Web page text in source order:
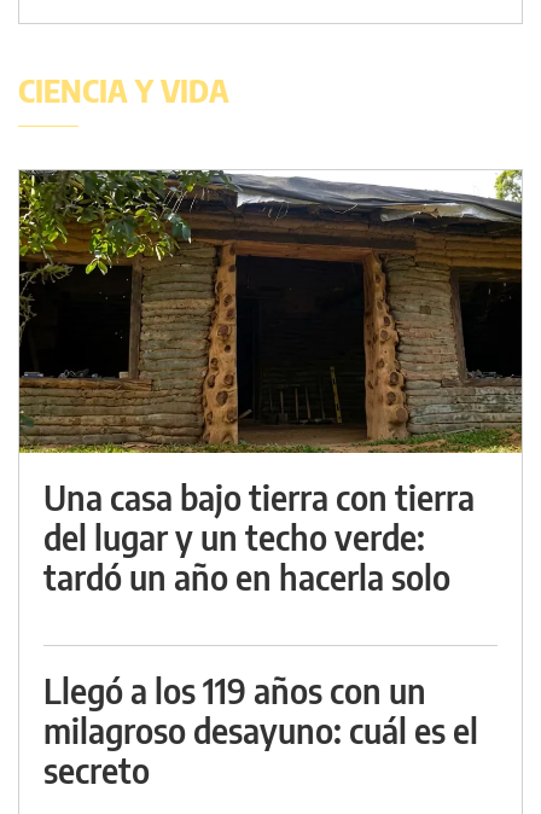
CIENCIA Y VIDA
Una casa bajo tierra con tierra
del lugar y un techo verde:
tardó un año en hacerla solo
Llegó a los 119 años con un
milagroso desayuno: cuál es el
secreto